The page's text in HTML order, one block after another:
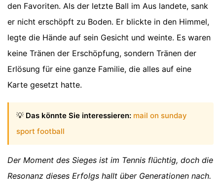
den Favoriten. Als der letzte Ball im Aus landete, sank
er nicht erschöpft zu Boden. Er blickte in den Himmel,
legte die Hände auf sein Gesicht und weinte. Es waren
keine Tränen der Erschöpfung, sondern Tränen der
Erlösung für eine ganze Familie, die alles auf eine
Karte gesetzt hatte.
💡 Das könnte Sie interessieren: mail on sunday
sport football
Der Moment des Sieges ist im Tennis flüchtig, doch die
Resonanz dieses Erfolgs hallt über Generationen nach.